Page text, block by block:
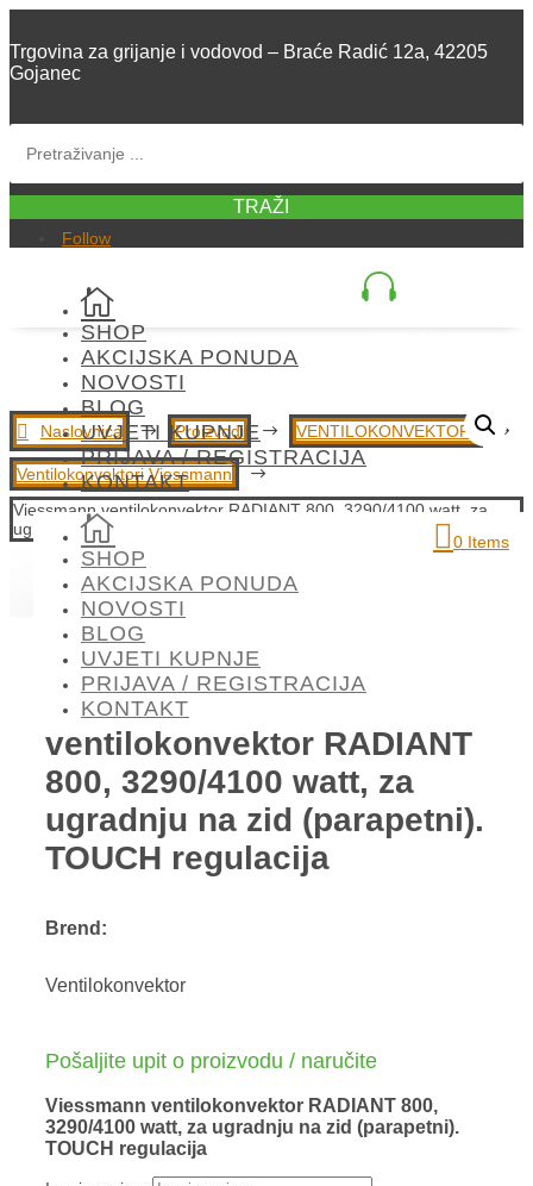
Trgovina za grijanje i vodovod – Braće Radić 12a, 42205
Gojanec
TRAŽI
Follow


SHOP
AKCIJSKA PONUDA
NOVOSTI
BLOG
UVJETI KUPNJE
PRIJAVA / REGISTRACIJA
KONTAKT
0 Items

SHOP
AKCIJSKA PONUDA
NOVOSTI
BLOG
UVJETI KUPNJE
PRIJAVA / REGISTRACIJA
KONTAKT
Naslovnica $ Proizvodi $ VENTILOKONVEKTORI $
Ventilokonvektori Viessmann
$
Viessmann ventilokonvektor RADIANT 800, 3290/4100 watt, za
ugradnju na zid (parapetni). TOUCH regulacija
DETALJI O PROIZVODU
Viessmann
ventilokonvektor RADIANT
800, 3290/4100 watt, za
ugradnju na zid (parapetni).
TOUCH regulacija
Brend:
Ventilokonvektor
Pošaljite upit o proizvodu / naručite
Viessmann ventilokonvektor RADIANT 800,
3290/4100 watt, za ugradnju na zid (parapetni).
TOUCH regulacija